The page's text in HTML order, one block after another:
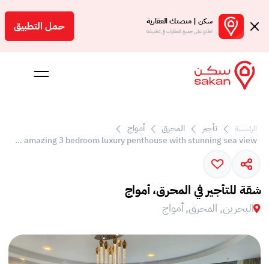
سكن | منصتك العقارية
اطلع على جميع العقارات في تطبيقنا حمل التطبيق
بالعمولة
الرئيسية تأجير المحرق
أمواج
Truly amazing 3 bedroom luxury penthouse with stunning sea view
شقة للتأجير في المحرق، أمواج
البحرين, المحرق, أمواج